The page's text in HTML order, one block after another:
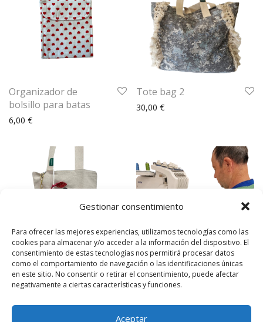
Gestionar consentimiento
Para ofrecer las mejores experiencias, utilizamos tecnologías como las
cookies para almacenar y/o acceder a la información del dispositivo. El
consentimiento de estas tecnologías nos permitirá procesar datos
como el comportamiento de navegación o las identificaciones únicas
en este sitio. No consentir o retirar el consentimiento, puede afectar
negativamente a ciertas características y funciones.
Aceptar
Organizador de
bolsillo para batas
6,00 €
Tote bag 2
30,00 €
Bolso multiuso con
guata
20,00€
Personalización